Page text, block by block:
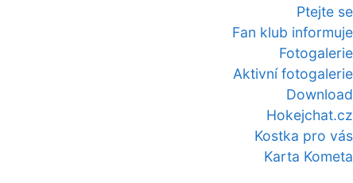
Ptejte se
Fan klub informuje
Fotogalerie
Aktivní fotogalerie
Download
Hokejchat.cz
Kostka pro vás
Karta Kometa